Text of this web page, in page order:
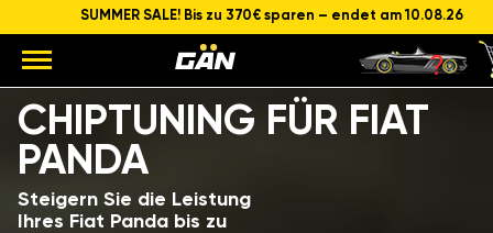
SUMMER SALE! Bis zu 370€ sparen – endet am 10.08.26
CHIPTUNING FÜR FIAT
PANDA
Steigern Sie die Leistung
Ihres Fiat Panda bis zu
Modell
Hubraum und Leistung des Motors